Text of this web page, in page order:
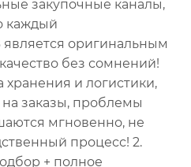
закупочные каналы,
каждый
является оригинальным
без сомнений!
и логистики,
заказы, проблемы
мгновенно, не
процесс! 2.
+ полное